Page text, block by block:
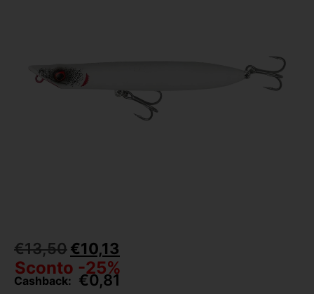
€13,50€10,13
Sconto -25%
Cashback: €0,81